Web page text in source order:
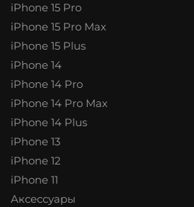
iPhone 15 Pro
iPhone 15 Pro Max
iPhone 15 Plus
iPhone 14
iPhone 14 Pro
iPhone 14 Pro Max
iPhone 14 Plus
iPhone 13
iPhone 12
iPhone 11
Аксессуары